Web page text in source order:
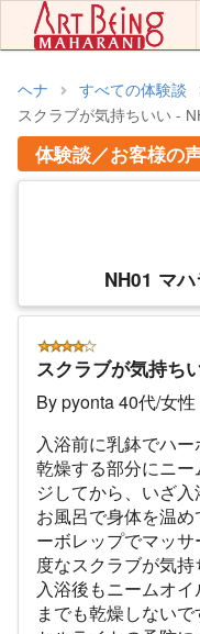
ヘナ
すべての体験談
スクラブが気持ちいい -
体験談／お客様の
NH01 マ
スクラブが気持ち
By pyonta 40代/女
入浴前に乳鉢でハー
乾燥する部分にニ
ジしてから、いざ入
お風呂で身体を温
ーボレップでマッ
度なスクラブが気持
入浴後もニームオ
までも乾燥しないで